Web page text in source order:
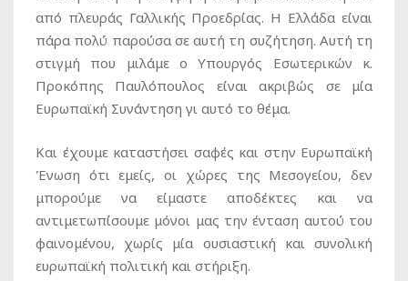
από πλευράς Γαλλικής Προεδρίας. Η Ελλάδα είναι
πάρα πολύ παρούσα σε αυτή τη συζήτηση. Αυτή τη
στιγμή που μιλάμε ο Υπουργός Εσωτερικών κ.
Προκόπης Παυλόπουλος είναι ακριβώς σε μία
Ευρωπαϊκή Συνάντηση γι αυτό το θέμα.
Και έχουμε καταστήσει σαφές και στην Ευρωπαϊκή
Ένωση ότι εμείς, οι χώρες της Μεσογείου, δεν
μπορούμε να είμαστε αποδέκτες και να
αντιμετωπίσουμε μόνοι μας την ένταση αυτού του
φαινομένου, χωρίς μία ουσιαστική και συνολική
ευρωπαϊκή πολιτική και στήριξη.